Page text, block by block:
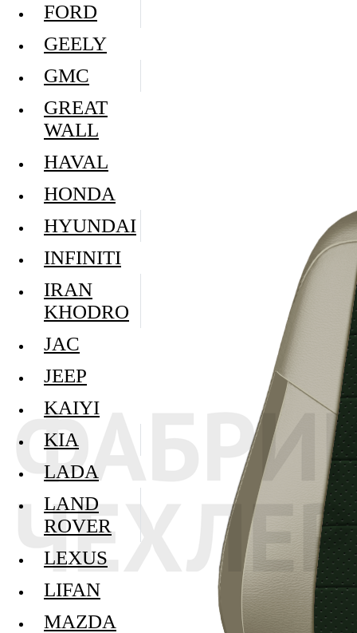
FORD
GEELY
GMC
GREAT
WALL
HAVAL
HONDA
HYUNDAI
INFINITI
IRAN
KHODRO
JAC
JEEP
KAIYI
KIA
LADA
LAND
ROVER
LEXUS
LIFAN
MAZDA